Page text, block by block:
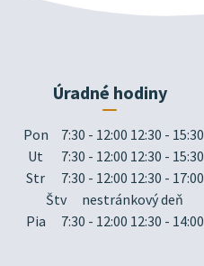
Úradné hodiny
Pon
7:30 - 12:00 12:30 - 15:30
Ut
7:30 - 12:00 12:30 - 15:30
Str
7:30 - 12:00 12:30 - 17:00
Štv
nestránkový deň
Pia
7:30 - 12:00 12:30 - 14:00